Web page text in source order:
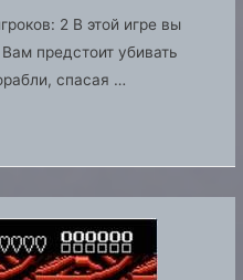
2 В этой игре вы
предстоит убивать
спасая …